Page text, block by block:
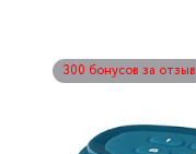
300 бонусов за отзыв